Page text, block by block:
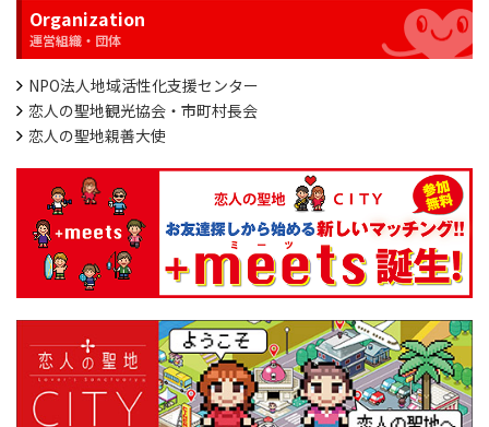
Organization
NPO法人地域活性化支援センター
恋人の聖地観光協会・市町村長会
恋人の聖地親善大使